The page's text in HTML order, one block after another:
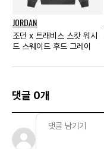
JORDAN
조던 x 트래비스 스캇 워시
드 스웨이드 후드 그레이
댓글 0개